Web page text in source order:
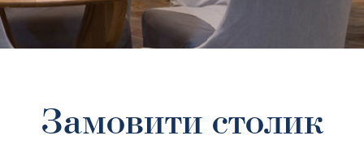
Замовити столик